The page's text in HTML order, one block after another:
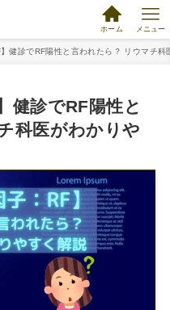
ホーム メニュー
】健診でRF陽性と言われたら？ リウマチ
健診でRF陽性と
科医がわかりや